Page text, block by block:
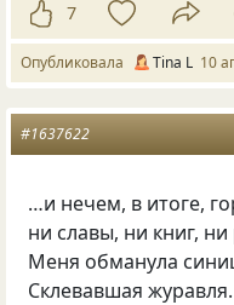
7
Опубликовала Tina L 10
#1637622
…и нечем, в итоге,
ни славы, ни книг, ни
Меня обманула
Склевавшая журавля.